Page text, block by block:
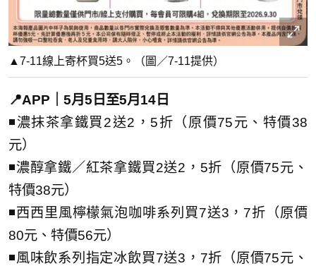
▲7-11線上寄杯買5送5。（圖／7-11提供）
📍APP｜5月5日至5月14日
◾濃抹茶拿鐵買2送2，5折（原價75元、特價38
元）
◾濃醇拿鐵／紅茶拿鐵買2送2，5折（原價75元、
特價38元）
◾西西里風檸檬氣泡咖啡系列買7送3，7折（原價
80元、特價56元）
◾風味飲系列指定冰飲買7送3，7折（原價75元、